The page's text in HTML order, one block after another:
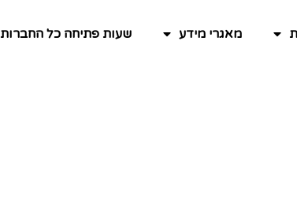
מאגרי מידע שעות פתיחה כל החברות